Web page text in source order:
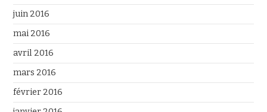
juin 2016
mai 2016
avril 2016
mars 2016
février 2016